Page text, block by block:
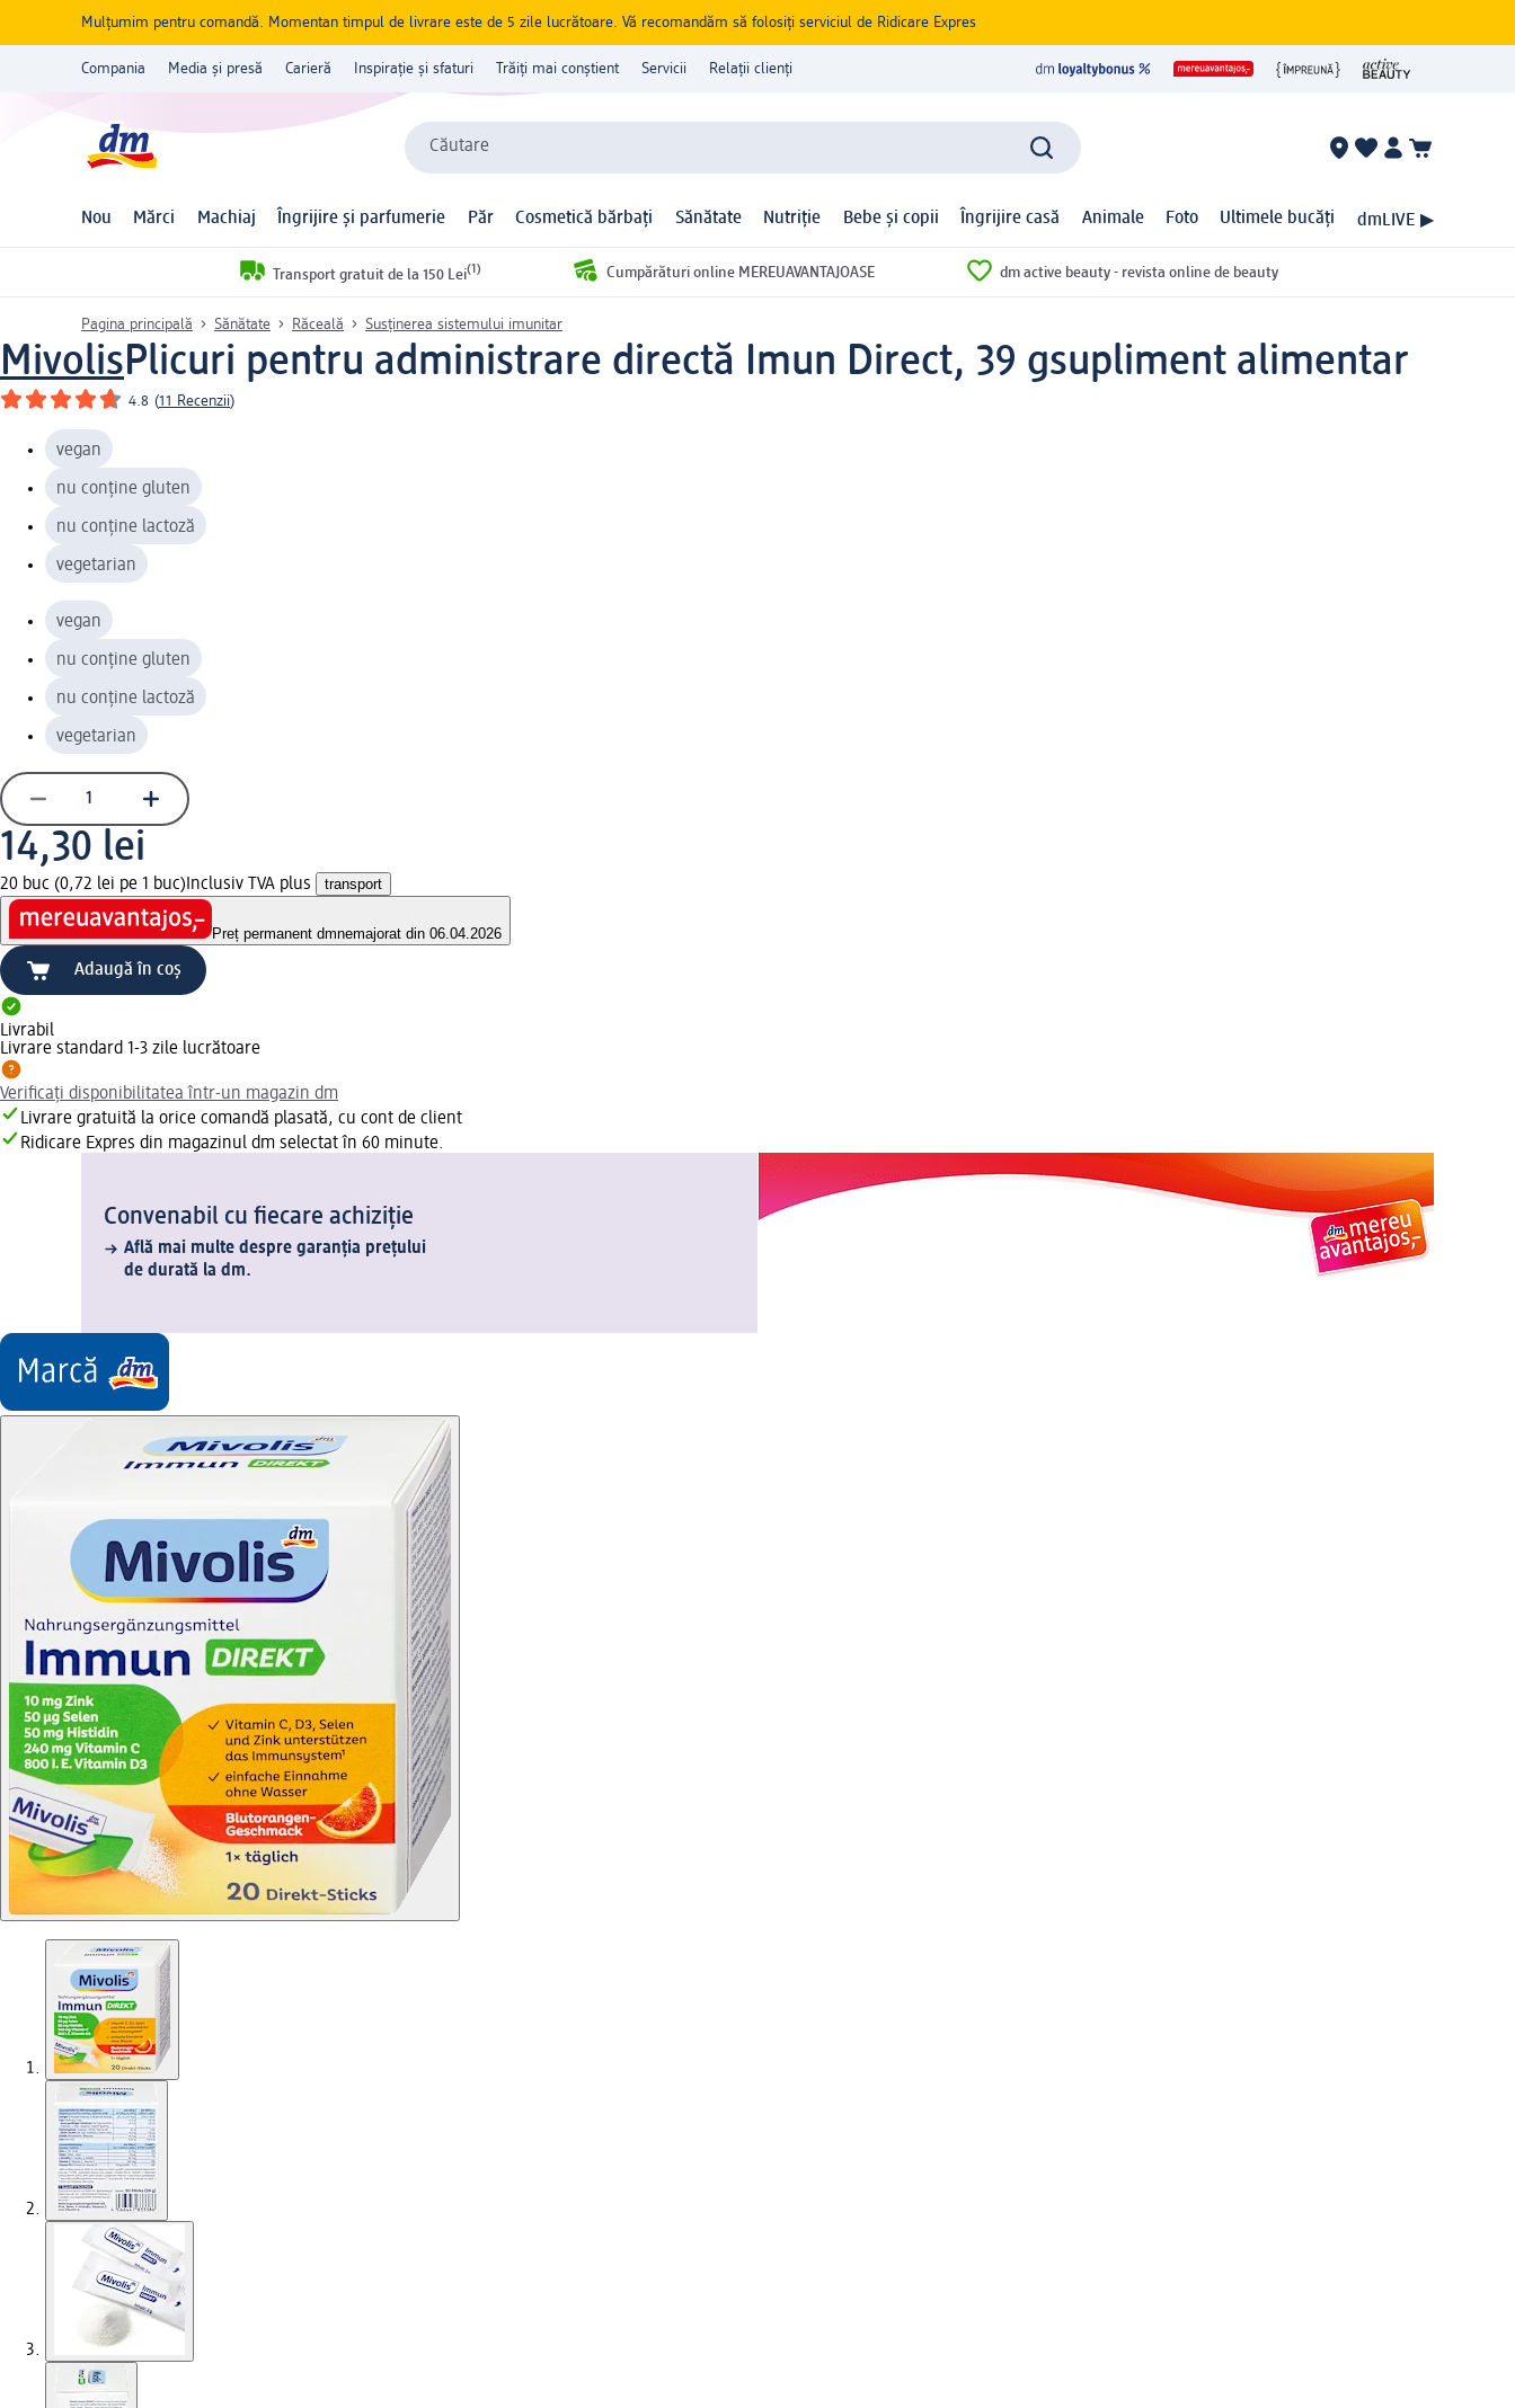
Mulțumim pentru comandă. Momentan timpul de livrare este de 5 zile lucrătoare. Vă recomandăm să folosiți serviciul de Ridicare Expres
Compania Media și presă Carieră Inspirație și sfaturi Trăiți mai conștient Servicii Relații clienți
Căutare
Nou Mărci Machiaj Îngrijire și parfumerie Păr Cosmetică bărbați Sănătate Nutriție Bebe și copii Îngrijire casă Animale Foto Ultimele bucăți dmLIVE ▶
Transport gratuit de la 150 Lei(1) Cumpărături online MEREUAVANTAJOASE dm active beauty - revista online de beauty
Pagina principală Sănătate Răceală Susținerea sistemului imunitar
MivolisPlicuri pentru administrare directă Imun Direct, 39 gsupliment alimentar
4.8 (11 Recenzii)
vegan
nu conține gluten
nu conține lactoză
vegetarian
vegan
nu conține gluten
nu conține lactoză
vegetarian
14,30 lei
20 buc (0,72 lei pe 1 buc) Inclusiv TVA plus transport
Preț permanent dmnemajorat din 06.04.2026
Adaugă în coș
Livrabil
Livrare standard 1-3 zile lucrătoare
Verificați disponibilitatea într-un magazin dm
Livrare gratuită la orice comandă plasată, cu cont de client
Ridicare Expres din magazinul dm selectat în 60 minute.
Convenabil cu fiecare achiziție
Află mai multe despre garanția prețului
de durată la dm.